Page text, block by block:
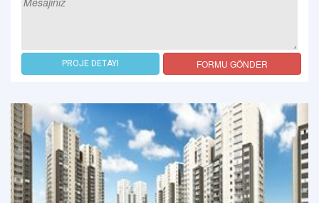
PROJE DETAYI FORMU GÖNDER